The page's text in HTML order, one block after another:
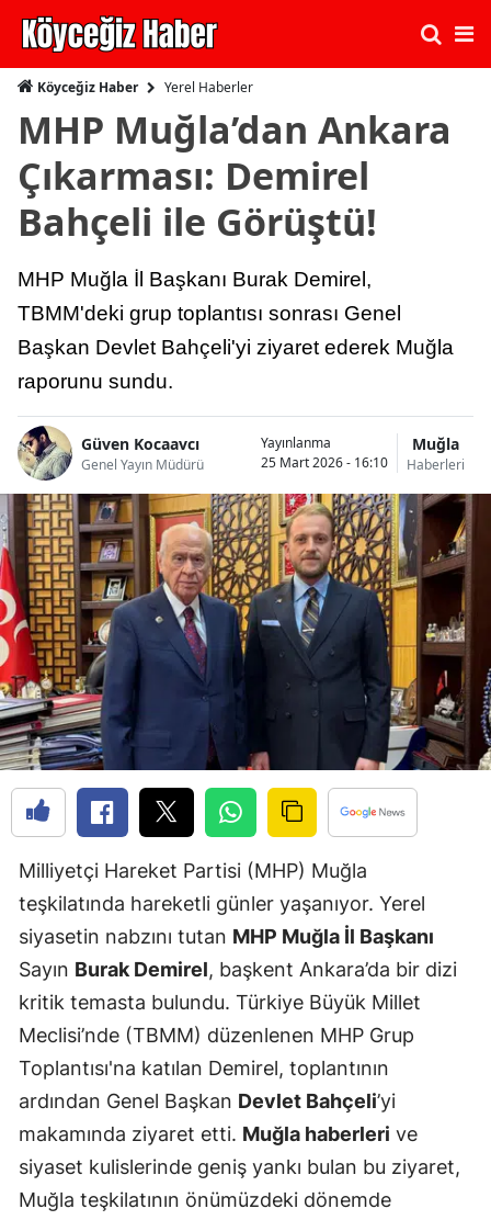
Köyceğiz Haber Yerel Haberler
MHP Muğla’dan Ankara
Çıkarması: Demirel
Bahçeli ile Görüştü!
MHP Muğla İl Başkanı Burak Demirel,
TBMM'deki grup toplantısı sonrası Genel
Başkan Devlet Bahçeli'yi ziyaret ederek Muğla
raporunu sundu.
Güven Kocaavcı
Genel Yayın Müdürü
Yayınlanma
25 Mart 2026 - 16:10
Muğla
Haberleri
Milliyetçi Hareket Partisi (MHP) Muğla
teşkilatında hareketli günler yaşanıyor. Yerel
siyasetin nabzını tutan MHP Muğla İl Başkanı
Sayın Burak Demirel, başkent Ankara’da bir dizi
kritik temasta bulundu. Türkiye Büyük Millet
Meclisi’nde (TBMM) düzenlenen MHP Grup
Toplantısı'na katılan Demirel, toplantının
ardından Genel Başkan Devlet Bahçeli’yi
makamında ziyaret etti. Muğla haberleri ve
siyaset kulislerinde geniş yankı bulan bu ziyaret,
Muğla teşkilatının önümüzdeki dönemde